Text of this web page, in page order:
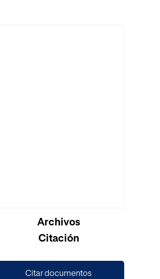
Cargando...Archivos
Citación
Citar documentos